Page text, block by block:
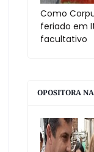
Como
feriado em
facultativo
OPOSITORA